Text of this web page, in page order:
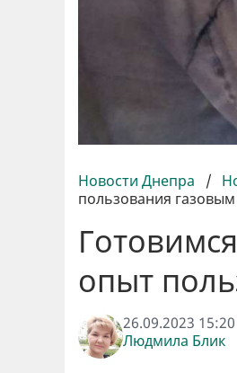
Новости Днепра /
пользования
опыт
26.09.2023
Людмила Блик